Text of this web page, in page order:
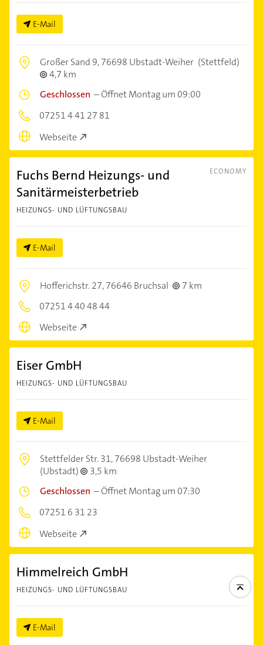
E-Mail
Großer Sand 9,76698 Ubstadt-Weiher (Stettfeld)
4,7 km
Geschlossen –Öffnet Montag um 09:00
07251 4 41 27 81
Webseite
ECONOMY
Fuchs Bernd Heizungs- und
Sanitärmeisterbetrieb
HEIZUNGS- UND LÜFTUNGSBAU
E-Mail
Hofferichstr. 27,76646 Bruchsal
7 km
07251 4 40 48 44
Webseite
Eiser GmbH
HEIZUNGS- UND LÜFTUNGSBAU
E-Mail
Stettfelder Str. 31,76698 Ubstadt-Weiher
(Ubstadt)
3,5 km
Geschlossen –Öffnet Montag um 07:30
07251 6 31 23
Webseite
Himmelreich GmbH
HEIZUNGS- UND LÜFTUNGSBAU
E-Mail